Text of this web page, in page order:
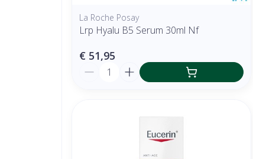
La Roche Posay
Lrp Hyalu B5 Serum 30ml Nf
€ 51,95
Aantal